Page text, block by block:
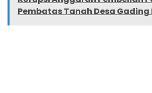
Pembatas Tanah Desa Gading